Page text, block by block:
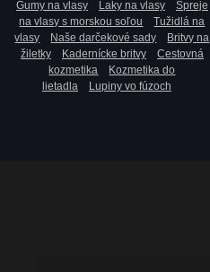
Gumy na vlasy Laky na vlasy
Spreje
na vlasy s morskou soľou
Tužidlá na
vlasy
Naše darčekové sady
Britvy na
žiletky
Kadernícke britvy
Cestovná
kozmetika
Kozmetika do
lietadla
Lupiny vo fúzoch